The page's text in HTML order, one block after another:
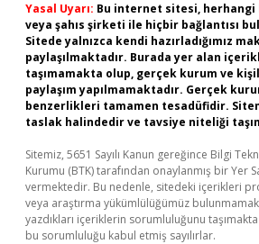
Yasal Uyarı: Bu internet sitesi,
veya şahıs şirketi ile hiçbir bağlantısı
Sitede yalnızca kendi hazırladığımız
paylaşılmaktadır. Burada yer alan
taşımamakta olup, gerçek kurum ve
paylaşım yapılmamaktadır. Gerçek
benzerlikleri tamamen tesadüfidir.
taslak halindedir ve tavsiye niteliği
Sitemiz, 5651 Sayılı Kanun gereğince Bilgi
Kurumu (BTK) tarafından onaylanmış bir Yer
vermektedir. Bu nedenle, sitedeki içerikleri
veya araştırma yükümlülüğümüz
yazdıkları içeriklerin sorumluluğunu
bu sorumluluğu kabul etmiş sayılırlar.